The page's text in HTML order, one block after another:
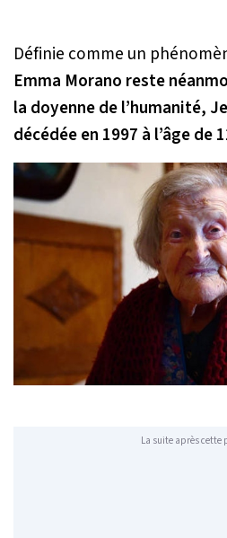
Définie comme un
Emma Morano reste
la doyenne de l’humanité,
décédée en 1997 à l’âge de
La suite après cette